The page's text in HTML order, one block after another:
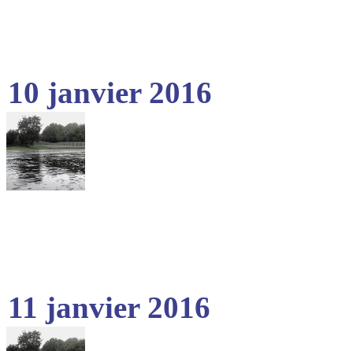
10 janvier 2016
11 janvier 2016